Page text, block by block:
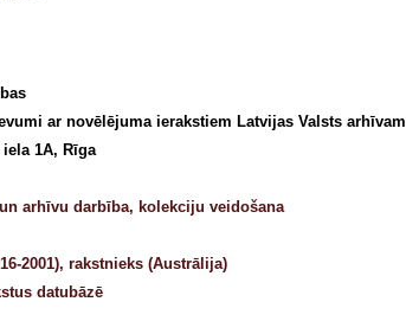
ar novēlējuma ierakstiem Latvijas Valsts arhīvam
1A, Rīga
arhīvu darbība, kolekciju veidošana
2001), rakstnieks (Austrālija)
datubāzē